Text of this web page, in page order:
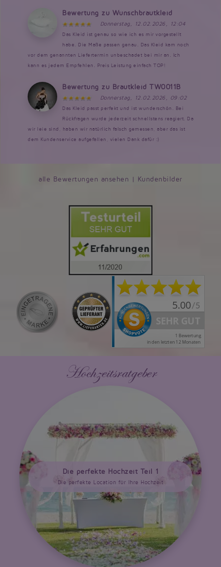
Bewertung zu Wunschbrautkleid
Donnerstag, 12.02.2026, 12:04
Das Kleid ist genau so wie ich es mir vorgestellt
habe. Die Maße passen genau. Das Kleid kam noch
vor dem genannten Liefertermin unbeschadet bei mir an. Ich
kann es jedem Empfehlen. Preis Leistung einfach TOP!
Bewertung zu Brautkleid TW0011B
Donnerstag, 12.02.2026, 09:02
Das Kleid passt perfekt und ist wunderschön. Bei
Rückfragen wurde jederzeit schnellstens reagiert. Da
wir leie sind, haben wir natürlich falsch gemessen, aber das ist
dem Kundenservice aufgefallen, vielen Dank dafür :)
alle Bewertungen ansehen | Kundenbilder
Hochzeitsratgeber
Die perfekte Hochzeit Teil 1
Die perfekte Location für Ihre Hochzeit